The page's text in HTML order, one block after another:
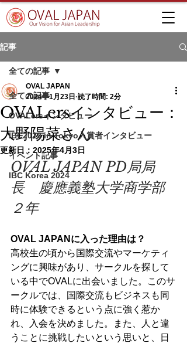
記事
全ての記事
OVALersインタビュー
IBC2023 in Tokyo入賞者インタビュー
イベント記事
IBC Korea 2024
全ての記事
OVALersインタビュー：
大野陽菜さん
OVAL JAPAN
2024年1月23日 読了時間: 2分
更新日： 2025年4月3日
OVAL JAPAN PD局局
長　慶應義塾大学商学部
２年
OVAL JAPANに入った理由は？
高校生の頃から国際交流やマーケティ
ングに興味があり、サークルを探して
いる中でOVALに出会いました。このサ
ークルでは、国際交流もビジネスも同
時に体験できるという点に強く惹か
れ、入会を決めました。また、人と違
うことに挑戦したいという思いと、日